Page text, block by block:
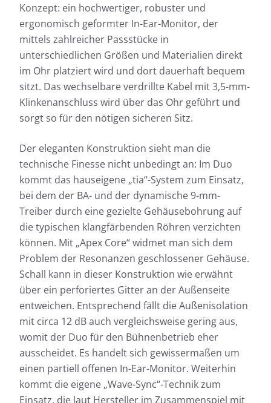
Konzept: ein hochwertiger, robuster und
ergonomisch geformter In-Ear-Monitor, der
mittels zahlreicher Passstücke in
unterschiedlichen Größen und Materialien direkt
im Ohr platziert wird und dort dauerhaft bequem
sitzt. Das wechselbare verdrillte Kabel mit 3,5-mm-
Klinkenanschluss wird über das Ohr geführt und
sorgt so für den nötigen sicheren Sitz.
Der eleganten Konstruktion sieht man die
technische Finesse nicht unbedingt an: Im Duo
kommt das hauseigene „tia“-System zum Einsatz,
bei dem der BA- und der dynamische 9-mm-
Treiber durch eine gezielte Gehäusebohrung auf
die typischen klangfärbenden Röhren verzichten
können. Mit „Apex Core“ widmet man sich dem
Problem der Resonanzen geschlossener Gehäuse.
Schall kann in dieser Konstruktion wie erwähnt
über ein perforiertes Gitter an der Außenseite
entweichen. Entsprechend fällt die Außenisolation
mit circa 12 dB auch vergleichsweise gering aus,
womit der Duo für den Bühnenbetrieb eher
ausscheidet. Es handelt sich gewissermaßen um
einen partiell offenen In-Ear-Monitor. Weiterhin
kommt die eigene „Wave-Sync“-Technik zum
Einsatz, die laut Hersteller im Zusammenspiel mit